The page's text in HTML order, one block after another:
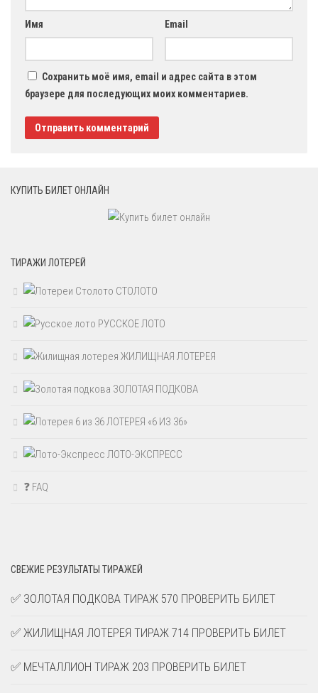
Имя Email
Сохранить моё имя, email и адрес сайта в этом
браузере для последующих моих комментариев.
КУПИТЬ БИЛЕТ ОНЛАЙН
ТИРАЖИ ЛОТЕРЕЙ
СТОЛОТО
РУССКОЕ ЛОТО
ЖИЛИЩНАЯ ЛОТЕРЕЯ
ЗОЛОТАЯ ПОДКОВА
ЛОТЕРЕЯ «6 ИЗ 36»
ЛОТО-ЭКСПРЕСС
❓ FAQ
СВЕЖИЕ РЕЗУЛЬТАТЫ ТИРАЖЕЙ
✅ ЗОЛОТАЯ ПОДКОВА ТИРАЖ 570 ПРОВЕРИТЬ БИЛЕТ
✅ ЖИЛИЩНАЯ ЛОТЕРЕЯ ТИРАЖ 714 ПРОВЕРИТЬ БИЛЕТ
✅ МЕЧТАЛЛИОН ТИРАЖ 203 ПРОВЕРИТЬ БИЛЕТ